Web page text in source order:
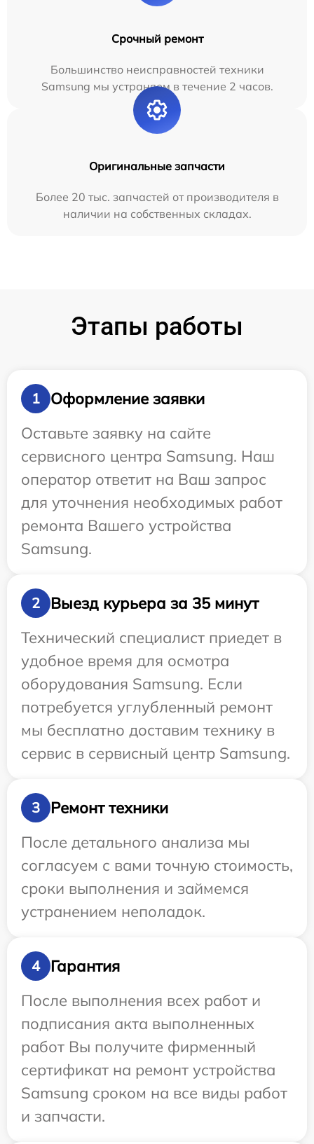
Срочный ремонт
Большинство неисправностей техники
Samsung мы устраняем в течение 2 часов.
Оригинальные запчасти
Более 20 тыс. запчастей от производителя в
наличии на собственных складах.
Этапы работы
1
Оформление заявки
Оставьте заявку на сайте
сервисного центра Samsung. Наш
оператор ответит на Ваш запрос
для уточнения необходимых работ
ремонта Вашего устройства
Samsung.
2
Выезд курьера за 35 минут
Технический специалист приедет в
удобное время для осмотра
оборудования Samsung. Если
потребуется углубленный ремонт
мы бесплатно доставим технику в
сервис в сервисный центр Samsung.
3
Ремонт техники
После детального анализа мы
согласуем с вами точную стоимость,
сроки выполнения и займемся
устранением неполадок.
4
Гарантия
После выполнения всех работ и
подписания акта выполненных
работ Вы получите фирменный
сертификат на ремонт устройства
Samsung сроком на все виды работ
и запчасти.